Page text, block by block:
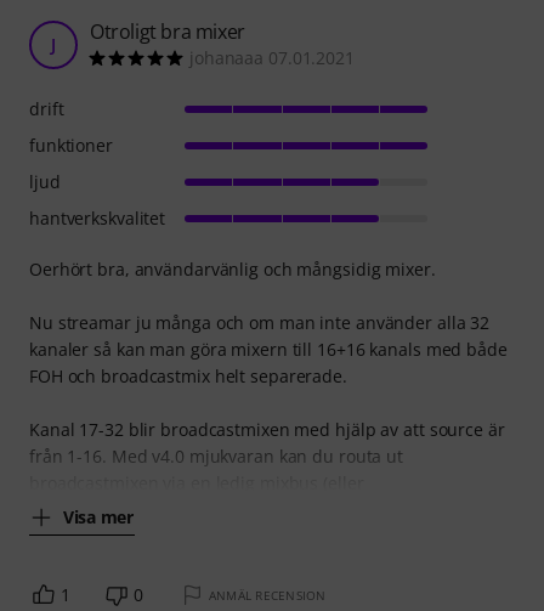
J Otroligt bra mixer
johanaaa 07.01.2021
Oerhört bra, användarvänlig och mångsidig mixer.
Nu streamar ju många och om man inte använder alla 32
kanaler så kan man göra mixern till 16+16 kanals med både
FOH och broadcastmix helt separerade.
Kanal 17-32 blir broadcastmixen med hjälp av att source är
från 1-16. Med v4.0 mjukvaran kan du routa ut
Visa mer
drift
funktioner
ljud
hantverkskvalitet
1 0 ANMÄL RECENSION